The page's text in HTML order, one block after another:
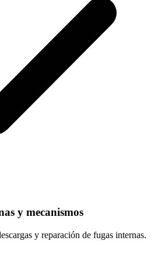
y mecanismos
y reparación de fugas internas.